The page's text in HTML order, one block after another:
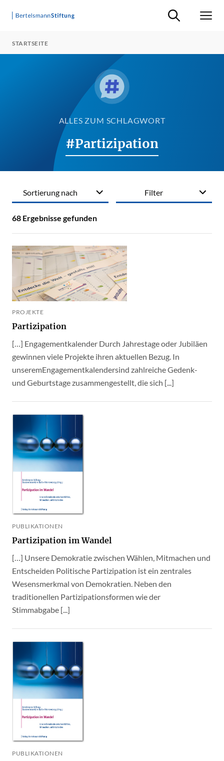
Suche ein-/
STARTSEITE
ALLES ZUM SCHLAGWORT
#Partizipation
Filter
68 Ergebnisse gefunden
Sortierung nach
PROJEKTE
Partizipation
[…] Engagementkalender Durch Jahrestage oder Jubiläen
gewinnen viele Projekte ihren aktuellen Bezug. In
unseremEngagementkalendersind zahlreiche Gedenk-
und Geburtstage zusammengestellt, die sich [...]
PUBLIKATIONEN
Partizipation im Wandel
[…] Unsere Demokratie zwischen Wählen, Mitmachen und
Entscheiden Politische Partizipation ist ein zentrales
Wesensmerkmal von Demokratien. Neben den
traditionellen Partizipationsformen wie der
Stimmabgabe [...]
PUBLIKATIONEN